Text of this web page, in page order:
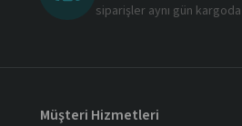
siparişler aynı gün kargoda
Müşteri Hizmetleri